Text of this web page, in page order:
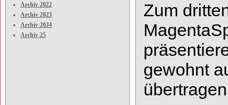
Archiv 2022
Archiv 2023
Archiv 2024
Archiv 25
Zum
gewohnt